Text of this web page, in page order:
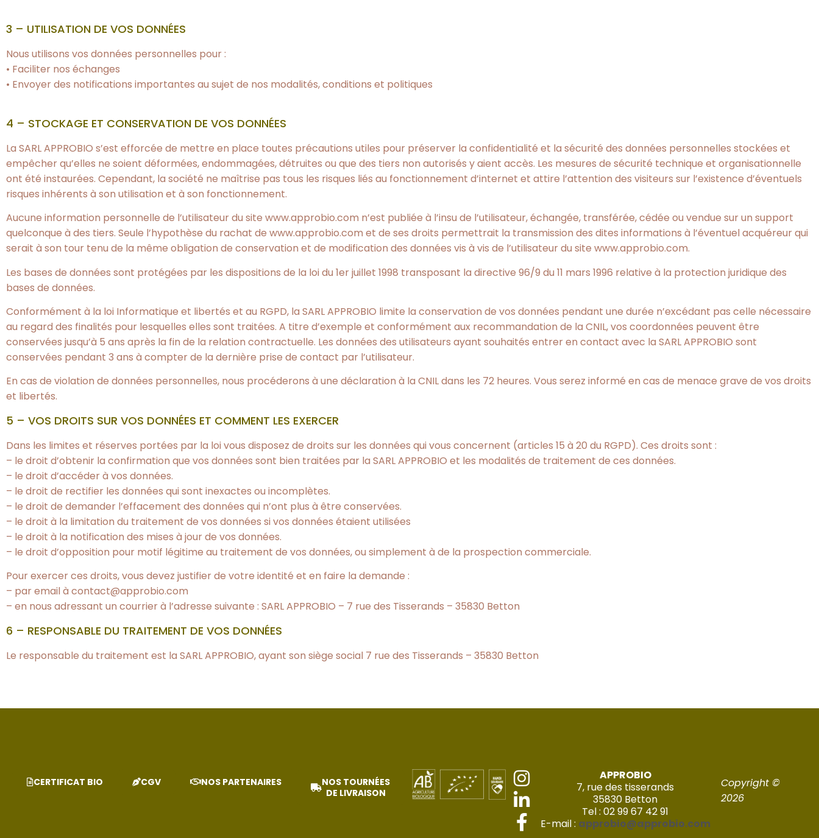
3 – UTILISATION DE VOS DONNÉES
Nous utilisons vos données personnelles pour :
• Faciliter nos échanges
• Envoyer des notifications importantes au sujet de nos modalités, conditions et politiques
4 – STOCKAGE ET CONSERVATION DE VOS DONNÉES
La SARL APPROBIO s’est efforcée de mettre en place toutes précautions utiles pour préserver la confidentialité et la sécurité des données personnelles stockées et
empêcher qu’elles ne soient déformées, endommagées, détruites ou que des tiers non autorisés y aient accès. Les mesures de sécurité technique et organisationnelle
ont été instaurées. Cependant, la société ne maîtrise pas tous les risques liés au fonctionnement d’internet et attire l’attention des visiteurs sur l’existence d’éventuels
risques inhérents à son utilisation et à son fonctionnement.
Aucune information personnelle de l’utilisateur du site www.approbio.com n’est publiée à l’insu de l’utilisateur, échangée, transférée, cédée ou vendue sur un support
quelconque à des tiers. Seule l’hypothèse du rachat de www.approbio.com et de ses droits permettrait la transmission des dites informations à l’éventuel acquéreur qui
serait à son tour tenu de la même obligation de conservation et de modification des données vis à vis de l’utilisateur du site www.approbio.com.
Les bases de données sont protégées par les dispositions de la loi du 1er juillet 1998 transposant la directive 96/9 du 11 mars 1996 relative à la protection juridique des
bases de données.
Conformément à la loi Informatique et libertés et au RGPD, la SARL APPROBIO limite la conservation de vos données pendant une durée n’excédant pas celle nécessaire
au regard des finalités pour lesquelles elles sont traitées. A titre d’exemple et conformément aux recommandation de la CNIL, vos coordonnées peuvent être
conservées jusqu’à 5 ans après la fin de la relation contractuelle. Les données des utilisateurs ayant souhaités entrer en contact avec la SARL APPROBIO sont
conservées pendant 3 ans à compter de la dernière prise de contact par l’utilisateur.
En cas de violation de données personnelles, nous procéderons à une déclaration à la CNIL dans les 72 heures. Vous serez informé en cas de menace grave de vos droits
et libertés.
5 – VOS DROITS SUR VOS DONNÉES ET COMMENT LES EXERCER
Dans les limites et réserves portées par la loi vous disposez de droits sur les données qui vous concernent (articles 15 à 20 du RGPD). Ces droits sont :
– le droit d’obtenir la confirmation que vos données sont bien traitées par la SARL APPROBIO et les modalités de traitement de ces données.
– le droit d’accéder à vos données.
– le droit de rectifier les données qui sont inexactes ou incomplètes.
– le droit de demander l’effacement des données qui n’ont plus à être conservées.
– le droit à la limitation du traitement de vos données si vos données étaient utilisées
– le droit à la notification des mises à jour de vos données.
– le droit d’opposition pour motif légitime au traitement de vos données, ou simplement à de la prospection commerciale.
Pour exercer ces droits, vous devez justifier de votre identité et en faire la demande :
– par email à contact@approbio.com
– en nous adressant un courrier à l’adresse suivante : SARL APPROBIO – 7 rue des Tisserands – 35830 Betton
6 – RESPONSABLE DU TRAITEMENT DE VOS DONNÉES
Le responsable du traitement est la SARL APPROBIO, ayant son siège social 7 rue des Tisserands – 35830 Betton
CERTIFICAT BIO CGV NOS PARTENAIRES
NOS TOURNÉES
DE LIVRAISON
APPROBIO
7, rue des tisserands
35830 Betton
Tel : 02 99 67 42 91
E-mail : approbio@approbio.com
Copyright ©
2026